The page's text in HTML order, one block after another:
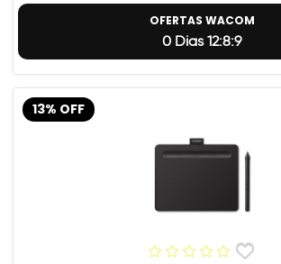
OFERTAS WACOM
0 Dias 12:8:8
13% OFF